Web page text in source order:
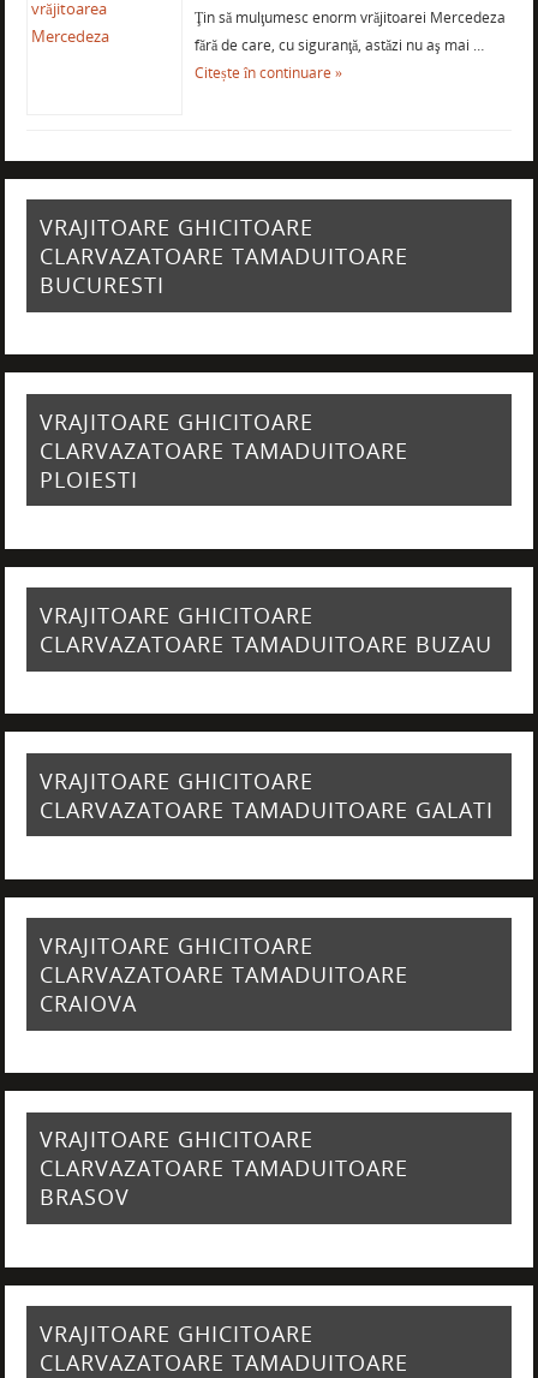
Ţin să mulţumesc enorm vrăjitoarei Mercedeza
fără de care, cu siguranţă, astăzi nu aş mai …
Citește în continuare »
VRAJITOARE GHICITOARE
CLARVAZATOARE TAMADUITOARE
BUCURESTI
VRAJITOARE GHICITOARE
CLARVAZATOARE TAMADUITOARE
PLOIESTI
VRAJITOARE GHICITOARE
CLARVAZATOARE TAMADUITOARE BUZAU
VRAJITOARE GHICITOARE
CLARVAZATOARE TAMADUITOARE GALATI
VRAJITOARE GHICITOARE
CLARVAZATOARE TAMADUITOARE
CRAIOVA
VRAJITOARE GHICITOARE
CLARVAZATOARE TAMADUITOARE
BRASOV
VRAJITOARE GHICITOARE
CLARVAZATOARE TAMADUITOARE